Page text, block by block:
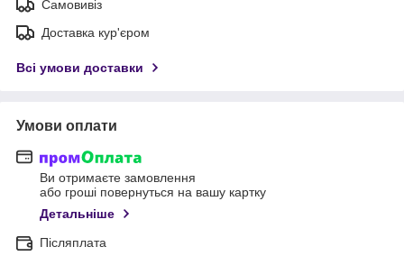
Самовивіз
Доставка кур'єром
Всі умови доставки
Умови оплати
Ви отримаєте замовлення
або гроші повернуться на вашу картку
Детальніше
Післяплата